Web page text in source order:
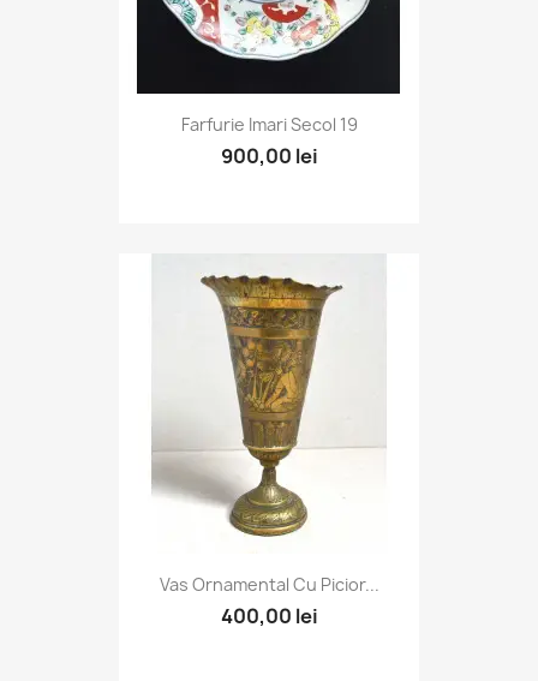
Farfurie Imari Secol 19
900,00 lei
Vas Ornamental Cu Picior...
400,00 lei